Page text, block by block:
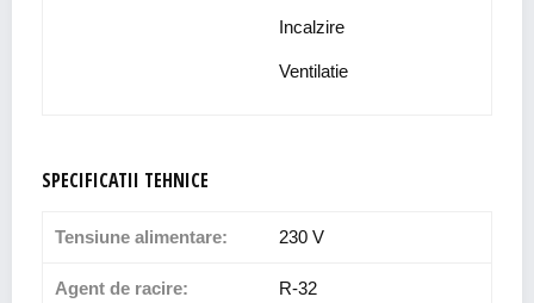
Incalzire
Ventilatie
SPECIFICATII TEHNICE
Tensiune alimentare: 230 V
Agent de racire: R-32